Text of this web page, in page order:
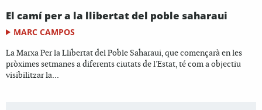
El camí per a la llibertat del poble saharaui
MARC CAMPOS
La Marxa Per la Llibertat del Poble Saharaui, que començarà en les
pròximes setmanes a diferents ciutats de l'Estat, té com a objectiu
visibilitzar la...